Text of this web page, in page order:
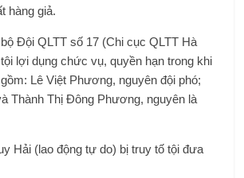
hàng giả.
Đội QLTT số 17 (Chi cục QLTT Hà
lợi dụng chức vụ, quyền hạn trong khi
Lê Việt Phương, nguyên đội phó;
Thành Thị Đông Phương, nguyên là
Hải (lao động tự do) bị truy tố tội đưa